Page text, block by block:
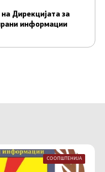
Дирекцијата за
информации
СООПШТЕНИЈА